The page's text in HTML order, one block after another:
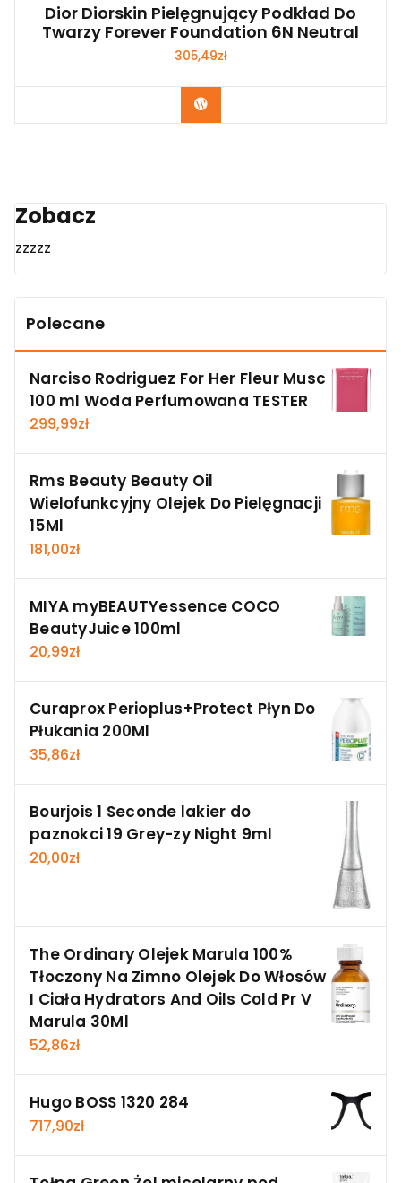
Dior Diorskin Pielęgnujący Podkład Do
Twarzy Forever Foundation 6N Neutral
305,49zł
Zobacz
Zobacz
zzzzz
Polecane
Narciso Rodriguez For Her Fleur Musc
100 ml Woda Perfumowana TESTER
299,99zł
Rms Beauty Beauty Oil
Wielofunkcyjny Olejek Do Pielęgnacji
15Ml
181,00zł
MIYA myBEAUTYessence COCO
BeautyJuice 100ml
20,99zł
Curaprox Perioplus+Protect Płyn Do
Płukania 200Ml
35,86zł
Bourjois 1 Seconde lakier do
paznokci 19 Grey-zy Night 9ml
20,00zł
The Ordinary Olejek Marula 100%
Tłoczony Na Zimno Olejek Do Włosów
I Ciała Hydrators And Oils Cold Pr V
Marula 30Ml
52,86zł
Hugo BOSS 1320 284
717,90zł